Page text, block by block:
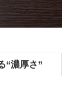
“濃厚さ”